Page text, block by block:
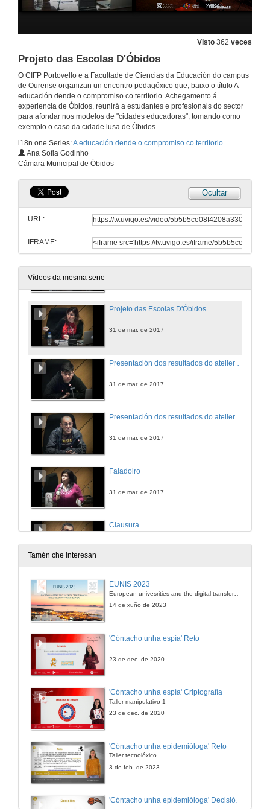
Visto 362 veces
Projeto das Escolas D'Óbidos
O CIFP Portovello e a Facultade de Ciencias da Educación do campus
de Ourense organizan un encontro pedagóxico que, baixo o título A
educación dende o compromiso co territorio. Achegamento á
experiencia de Óbidos, reunirá a estudantes e profesionais do sector
para afondar nos modelos de "cidades educadoras", tomando como
exemplo o caso da cidade lusa de Óbidos.
i18n.one.Series:A educación dende o compromiso co territorio
Ana Sofia Godinho
Câmara Municipal de Óbidos
Ocultar
URL:
IFRAME:
Vídeos da mesma serie
30 de mar. de 2017
Os ateliers como ferramenta de intervención educativa e comunitaria
30 de mar. de 2017
30 de mar. de 2017
30 de mar. de 2017
Experiência formativa no Jardim de Infância do Arelho
30 de mar. de 2017
Experiência formativa no Jardim de Infância do Arelho
Projeto das Escolas D'Óbidos
31 de mar. de 2017
31 de mar. de 2017
Presentación dos resultados do atelier "Rosto" de João Jorge
31 de mar. de 2017
Faladoiro
31 de mar. de 2017
Clausura
31 de mar. de 2017
Tamén che interesan
EUNIS 2023
European univesrities and the digital transformation: challenges and opportunities ahead
14 de xuño de 2023
'Cóntacho unha espía' Reto
23 de dec. de 2020
'Cóntacho unha espía' Criptografía
Taller manipulativo 1
23 de dec. de 2020
'Cóntacho unha epidemióloga' Reto
Taller tecnolóxico
3 de feb. de 2023
'Cóntacho unha epidemióloga' Decisións nun partido de baloncesto 4